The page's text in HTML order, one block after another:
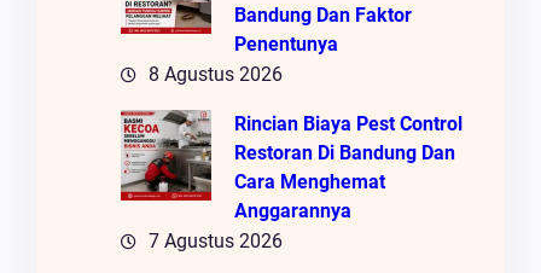
Bandung Dan Faktor
Penentunya
8 Agustus 2026
Rincian Biaya Pest Control
Restoran Di Bandung Dan
Cara Menghemat
Anggarannya
7 Agustus 2026